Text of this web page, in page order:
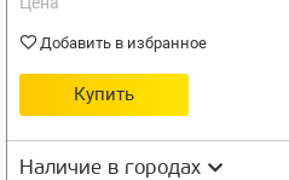
Добавить в избранное
Купить
Наличие в городах